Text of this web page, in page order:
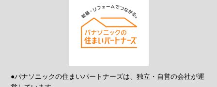
●パナソニックの住まいパートナーズは、独立・自営の会社が運